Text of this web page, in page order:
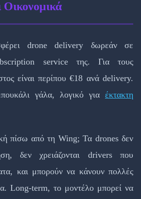
drone delivery δωρεάν σε
service της. Για τους
είναι περίπου €18 ανά delivery.
γάλα, λογικό για έκτακτη
πίσω από τη Wing; Τα drones δεν
δεν χρειάζονται drivers που
και μπορούν να κάνουν πολλές
Long-term, το μοντέλο μπορεί να